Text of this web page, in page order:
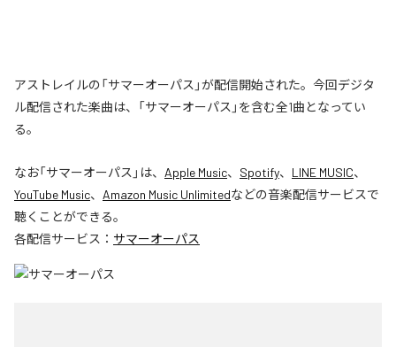
アストレイルの「サマーオーパス」が配信開始された。今回デジタ
ル配信された楽曲は、「サマーオーパス」を含む全1曲となってい
る。
なお「サマーオーパス 」は、 Apple Music、 Spotify、 LINE MUSIC、
YouTube Music、 Amazon Music Unlimitedなどの音楽配信サービスで
聴くことができる。
各配信サービス： サマーオーパス